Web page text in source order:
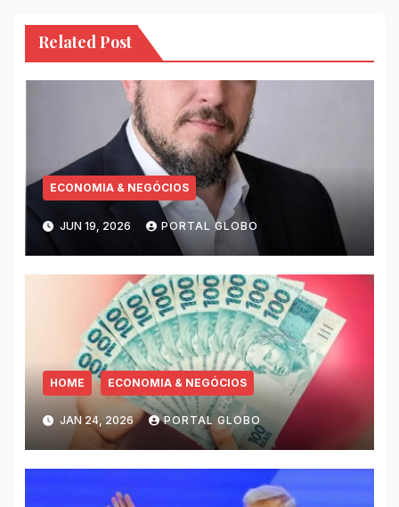
Related Post
ECONOMIA & NEGÓCIOS
JUN 19, 2026 PORTAL GLOBO
HOME ECONOMIA & NEGÓCIOS
JAN 24, 2026 PORTAL GLOBO